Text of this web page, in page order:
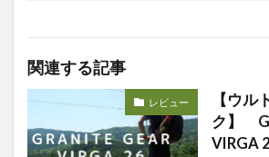
関連する記事
レビュー
【ウル
ク】
VIRGA